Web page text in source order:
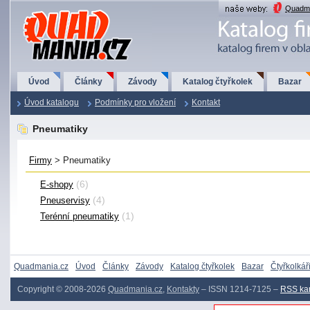
QuadMania.cz
Úvod Články Závody Katalog čtyřkolek Bazar
Úvod katalogu Podmínky pro vložení Kontakt
Pneumatiky
Firmy > Pneumatiky
E-shopy (6)
Pneuservisy (4)
Terénní pneumatiky (1)
Quadmania.cz Úvod Články Závody Katalog čtyřkolek Bazar Čtyřkolkáři
Copyright © 2008-2026 Quadmania.cz, Kontakty – ISSN 1214-7125 – RSS